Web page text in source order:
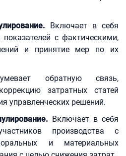
Включает в себя
с фактическими,
и принятие мер по их
обратную связь,
затратных статей
управленческих решений.
Включает в себя
производства с
и материальных